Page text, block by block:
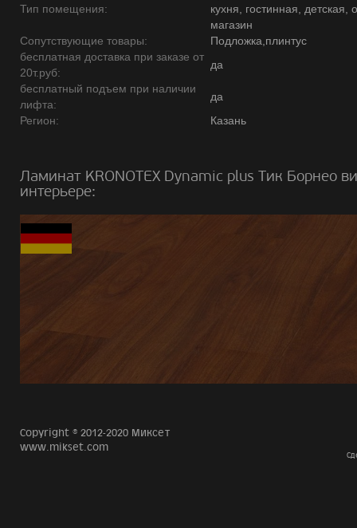
Тип помещения:
кухня, гостинная, детская,
магазин
Сопутствующие товары:
Подложка,плинтус
бесплатная доставка при заказе от
20т.руб:
да
бесплатный подъем при наличии
лифта:
да
Регион:
Казань
Ламинат KRONOTEX Dynamic plus Тик Борнео
интерьере:
Copyright © 2012-2020 Миксет
www.mikset.com